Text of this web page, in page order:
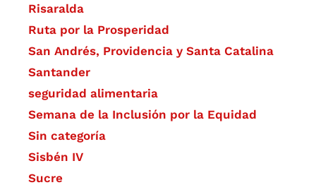
Risaralda
Ruta por la Prosperidad
San Andrés, Providencia y Santa Catalina
Santander
seguridad alimentaria
Semana de la Inclusión por la Equidad
Sin categoría
Sisbén IV
Sucre